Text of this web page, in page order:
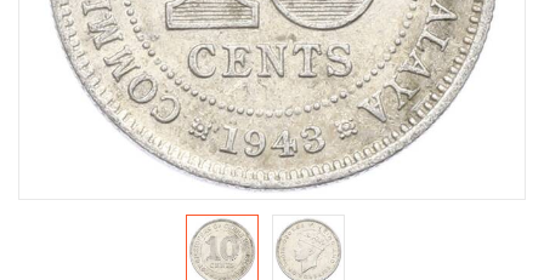
Юбилейные монеты Банка России (с 1999 года)
Памятные и инвестиционные монеты СССР и России
Иностранные монеты
Неофициальные выпуски монет (Unusual)
Античные и средневековые монеты